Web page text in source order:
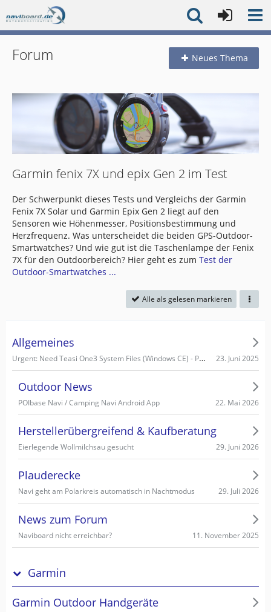
Forum Neues Thema
Garmin fenix 7X und epix Gen 2 im Test
Der Schwerpunkt dieses Tests und Vergleichs der Garmin
Fenix 7X Solar und Garmin Epix Gen 2 liegt auf den
Sensoren wie Höhenmesser, Positionsbestimmung und
Herzfrequenz. Was unterscheidet die beiden GPS-Outdoor-
Smartwatches? Und wie gut ist die Taschenlampe der Fenix
7X für den Outdoorbereich? Hier geht es zum Test der
Outdoor-Smartwatches ...
Alle als gelesen markieren
Allgemeines
Urgent: Need Teasi One3 System Files (Windows CE) - PC recognizes it as Mass Storage! 23. Juni 2025
Outdoor News
POIbase Navi / Camping Navi Android App 22. Mai 2026
Herstellerübergreifend & Kaufberatung
Eierlegende Wollmilchsau gesucht 29. Juni 2026
Plauderecke
Navi geht am Polarkreis automatisch in Nachtmodus 29. Juli 2026
News zum Forum
Naviboard nicht erreichbar? 11. November 2025
Garmin
Garmin Outdoor Handgeräte